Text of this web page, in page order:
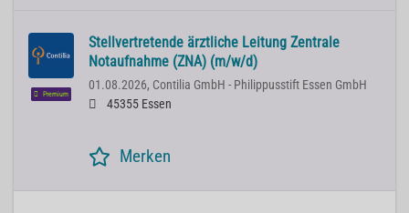
Premium
Stellvertretende ärztliche Leitung Zentrale
Notaufnahme (ZNA) (m/w/d)
01.08.2026, Contilia GmbH - Philippusstift Essen GmbH
45355 Essen
Merken